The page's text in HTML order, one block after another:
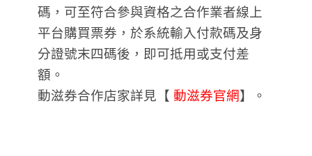
碼，可至符合參與資格之合作業者線上
平台購買票券，於系統輸入付款碼及身
分證號末四碼後，即可抵用或支付差
額。
動滋券合作店家詳見【 動滋券官網】。